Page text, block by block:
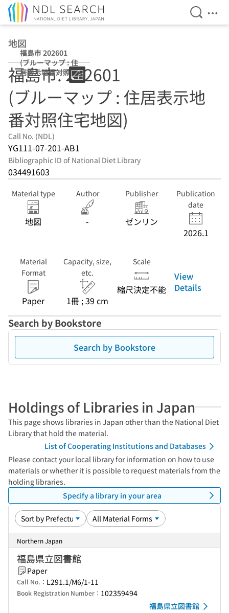
Open
地図
福島市 202601
(ブルーマップ : 住
居表示地番対照住
宅地図)
福島市. 202601
(ブルーマップ : 住居表示地
番対照住宅地図)
Call No. (NDL)
YG111-07-201-AB1
Bibliographic ID of National Diet Library
034491603
Material type
地図
Author
-
Publisher
ゼンリン
Publication
date
2026.1
Material
Format
Paper
Capacity, size,
etc.
1冊 ; 39 cm
Scale
縮尺決定不能
View
Details
Search by Bookstore
Search by Bookstore
Holdings of Libraries in Japan
This page shows libraries in Japan other than the National Diet
Library that hold the material.
List of Cooperating Institutions and Databases
Please contact your local library for information on how to use
materials or whether it is possible to request materials from the
holding libraries.
Specify a library in your area
Northern Japan
福島県立図書館
Paper
Call No.： L291.1/M6/1-11
Book Registration Number： 102359494
福島県立図書館